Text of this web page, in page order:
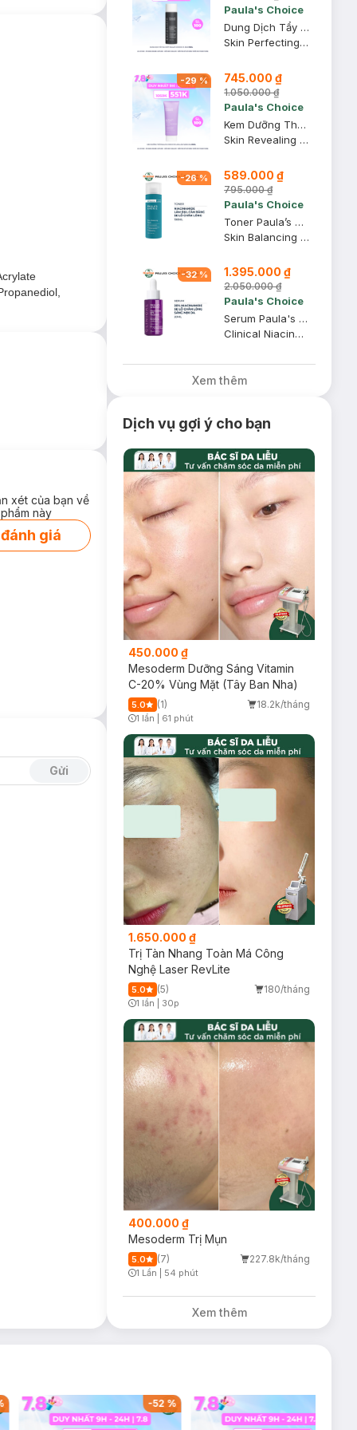
làm đầy và
xét của bạn về
này
giá
Gửi
Paula's Choice
Dung Dịch Tẩy Da Chết Paula’s Choice 2% BHA 118ml
Skin Perfecting 2% BHA Liquid
-29 % 745.000 ₫
1.050.000 ₫
Paula's Choice
Kem Dưỡng Thể Paula’s Choice 10% AHA Làm Sáng Da 210ml
Skin Revealing Body Lotion with 10% AHA
-26% 589.000 ₫
795.000 ₫
Paula's Choice
Toner Paula’s Choice Điều Chỉnh Lỗ Chân Lông 190ml
Skin Balancing Pore-Reducing Toner
-32% 1.395.000 ₫
2.050.000 ₫
Paula's Choice
Serum Paula's Choice Se Khít Lỗ Chân Lông Tối Ưu 20ml
Clinical Niacinamide 20% Treatment
Xem thêm
Dịch vụ gợi ý cho bạn
450.000 ₫
Mesoderm Dưỡng Sáng Vitamin
C-20% Vùng Mặt (Tây Ban Nha)
5.0 (1) 18.2k/tháng
Timer Gray Icon
1 lần 61 phút
1.650.000 ₫
Trị Tàn Nhang Toàn Má Công
Nghệ Laser RevLite
5.0 (5) 180/tháng
1 lần 30p
400.000 ₫
Mesoderm Trị Mụn
5.0 (7) 227.8k/tháng
1 Lần 54 phút
Xem thêm
-52 %